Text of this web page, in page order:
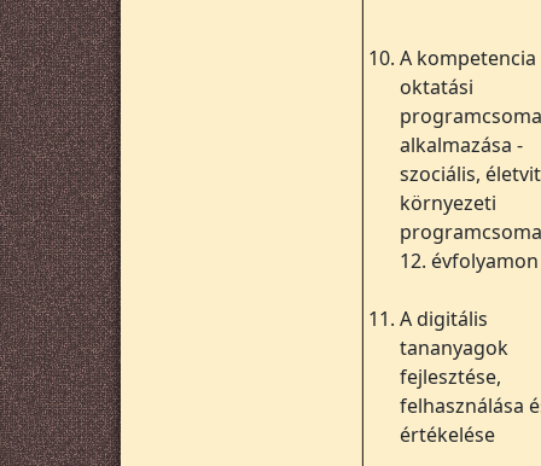
10. A
oktatási
alkalmazása -
szociális,
környezeti
12. évfolyamon
11. A digitális
tananyagok
fejlesztése,
felhasználása
értékelése